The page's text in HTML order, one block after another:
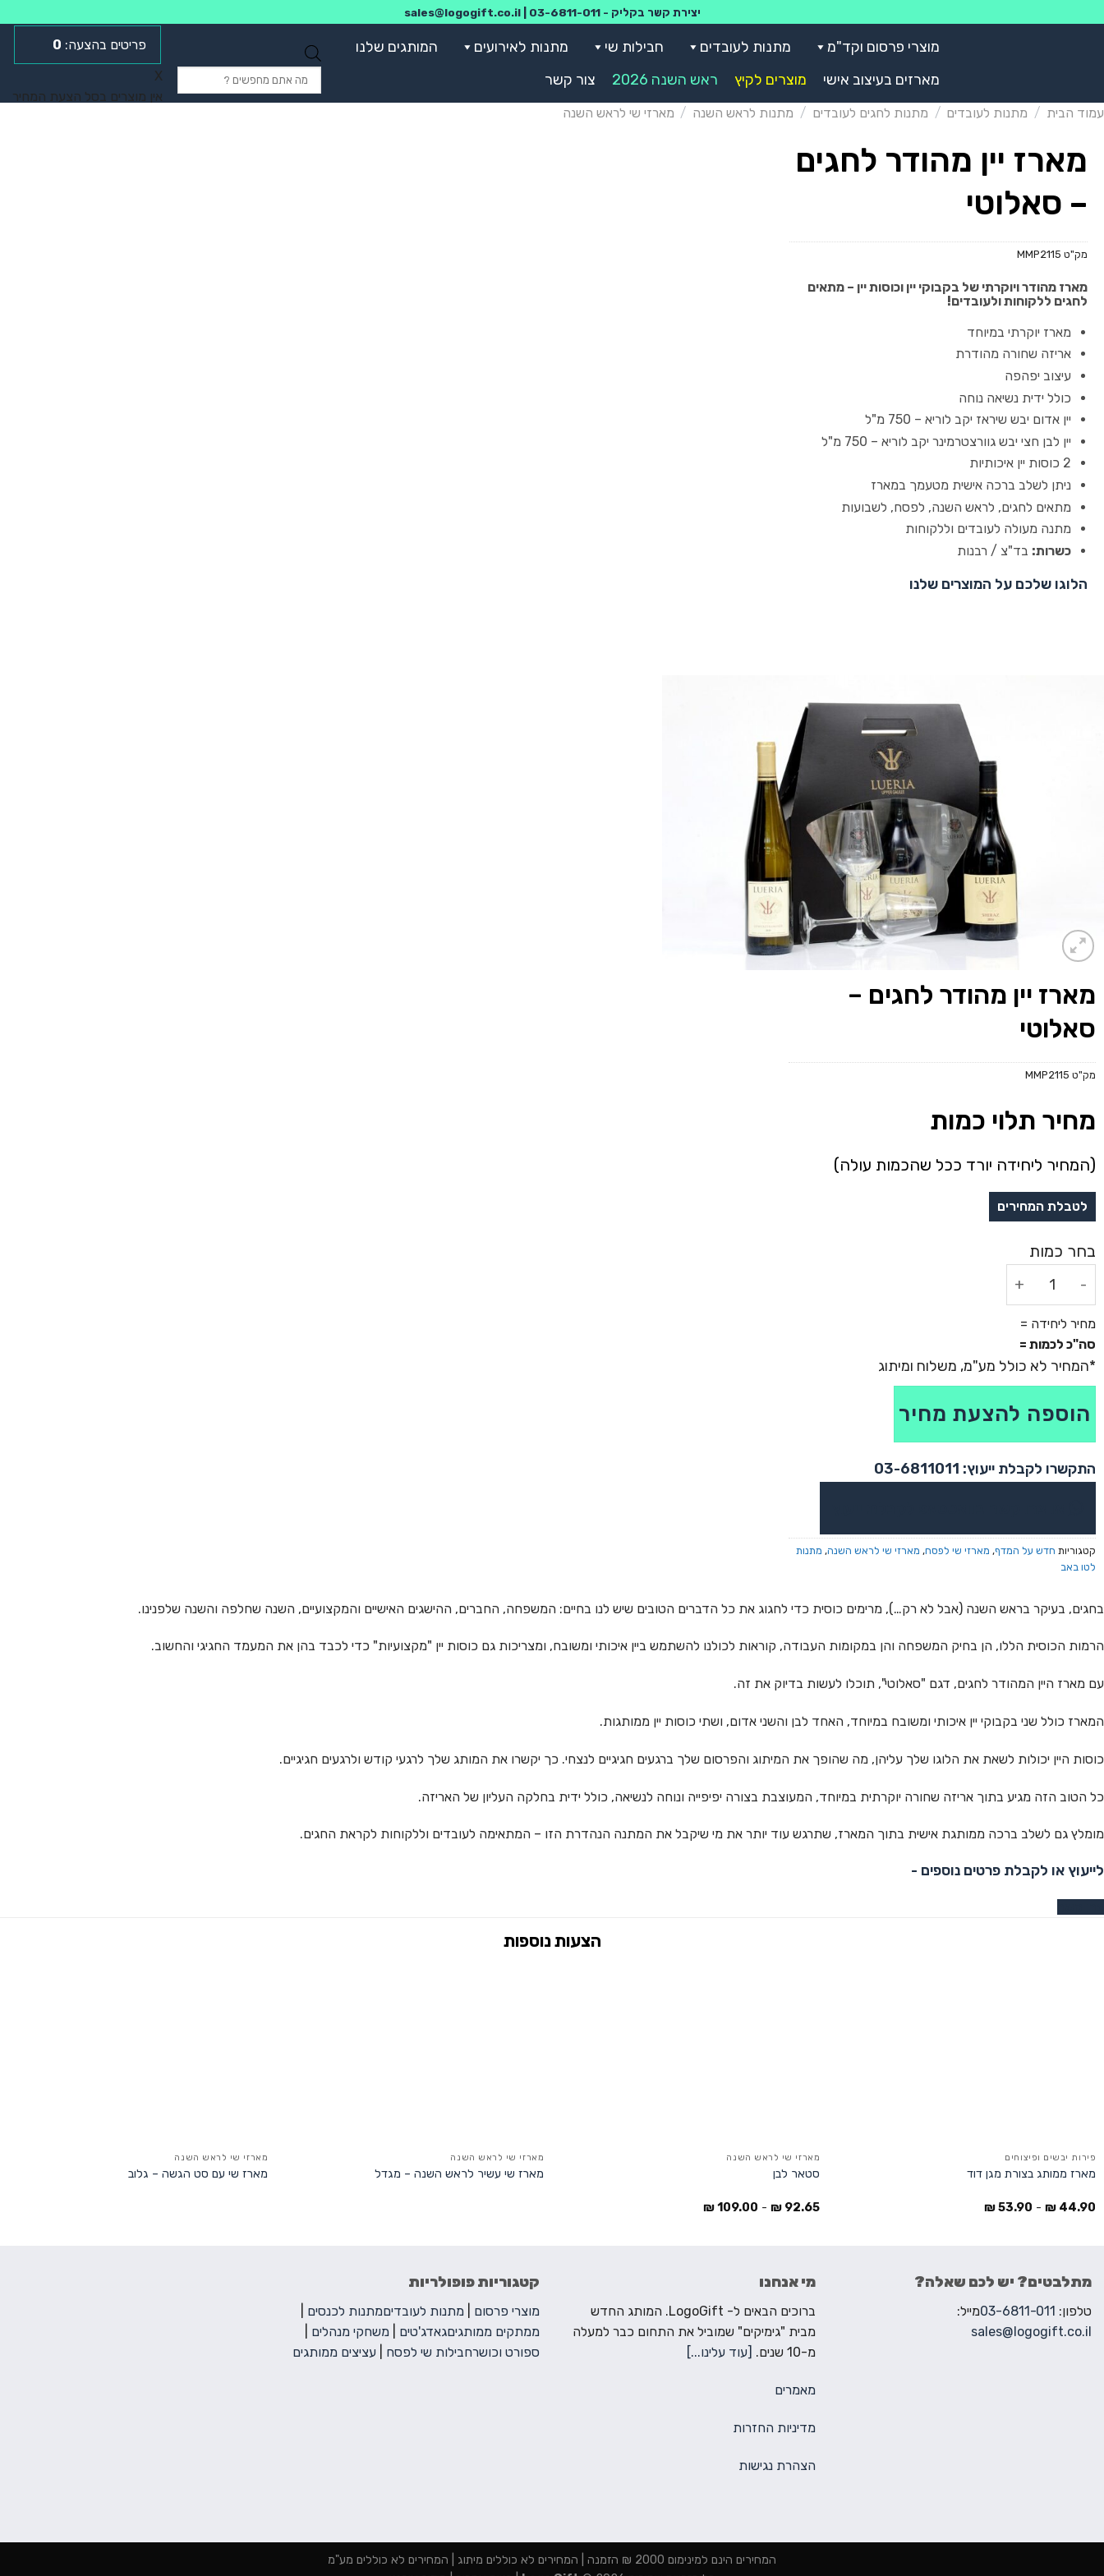
יצירת קשר בקליק -03-6811-011
|
sales@logogift.co.il
מוצרי פרסום וקד"מ מתנות לעובדים חבילות שי מתנות לאירועים
המותגים שלנו
מארזים בעיצוב אישי
מוצרים לקיץ ראש השנה 2026 צור קשר
0
X
אין מוצרים בסל הצעת המחיר
עמוד הבית / מתנות לעובדים / מתנות לחגים לעובדים / מתנות לראש השנה / מארזי שי לראש השנה
מארז יין מהודר לחגים
– סאלוטי
מק"ט MMP2115
מארז מהודר ויוקרתי של בקבוקי יין וכוסות יין – מתאים
לחגים ללקוחות ולעובדים!
מארז יוקרתי במיוחד
אריזה שחורה מהודרת
עיצוב יפהפה
כולל ידית נשיאה נוחה
יין אדום יבש שיראז יקב לוריא – 750 מ"ל
יין לבן חצי יבש גוורצטרמינר יקב לוריא – 750 מ"ל
2 כוסות יין איכותיות
ניתן לשלב ברכה אישית מטעמך במארז
מתאים לחגים, לראש השנה, לפסח, לשבועות
מתנה מעולה לעובדים וללקוחות
כשרות: בד"צ / רבנות
הלוגו שלכם על המוצרים שלנו
מארז יין מהודר לחגים –
סאלוטי
מק"ט MMP2115
מחיר תלוי כמות
(המחיר ליחידה יורד ככל שהכמות עולה)
סה"כ לכמות =
מחיר ליחידה =
הוספה להצעת מחיר
התקשרו לקבלת ייעוץ: 03-6811011
קטגוריות חדש על המדף, מארזי שי לפסח, מארזי שי לראש השנה, מתנות
לטו באב
בחגים, בעיקר בראש השנה (אבל לא רק…), מרימים כוסית כדי לחגוג את כל הדברים הטובים שיש לנו בחיים: המשפחה, החברים, ההישגים האישיים והמקצועיים, השנה שחלפה והשנה שלפנינו.
הרמות הכוסית הללו, הן בחיק המשפחה והן במקומות העבודה, קוראות לכולנו להשתמש ביין איכותי ומשובח, ומצריכות גם כוסות יין "מקצועיות" כדי לכבד בהן את המעמד החגיגי והחשוב.
עם מארז היין המהודר לחגים, דגם "סאלוטי", תוכלו לעשות בדיוק את זה.
המארז כולל שני בקבוקי יין איכותי ומשובח במיוחד, האחד לבן והשני אדום, ושתי כוסות יין ממותגות.
כוסות היין יכולות לשאת את הלוגו שלך עליהן, מה שהופך את המיתוג והפרסום שלך ברגעים חגיגיים לנצחי. כך יקשרו את המותג שלך לרגעי קודש ולרגעים חגיגיים.
כל הטוב הזה מגיע בתוך אריזה שחורה יוקרתית במיוחד, המעוצבת בצורה יפיפייה ונוחה לנשיאה, כולל ידית בחלקה העליון של האריזה.
מומלץ גם לשלב ברכה ממותגת אישית בתוך המארז, שתרגש עוד יותר את מי שיקבל את המתנה הנהדרת הזו – המתאימה לעובדים וללקוחות לקראת החגים.
לייעוץ או לקבלת פרטים נוספים -
פירות יבשים ופיצוחים
מארז ממותג בצורת מגן דוד
44.90
₪
-
53.90
₪
מארזי שי לראש השנה
סטאר לבן
92.65
₪
-
109.00
₪
מארזי שי לראש השנה
מארז שי עשיר לראש השנה – מגדל
מארזי שי לראש השנה
מארז שי עם סט הגשה – גלוב
מתלבטים? יש לכם שאלה?
טלפון: 03-6811-011מייל:
sales@logogift.co.il
מי אנחנו
ברוכים הבאים ל- LogoGift. המותג החדש
מבית "גימיקים" שמוביל את התחום כבר למעלה
מ-10 שנים.
[עוד עלינו...]
מאמרים
מדיניות החזרות
הצהרת נגישות
קטגוריות פופולריות
מוצרי פרסום מתנות לעובדיםמתנות לכנסים
ממתקים ממותגיםגאדג'טים משחקי מנהלים
ספורט וכושרחבילות שי לפסח עציצים ממותגים
המחירים הינם למינימום 2000 ₪ הזמנה | המחירים לא כוללים מיתוג | המחירים לא כוללים מע"מ